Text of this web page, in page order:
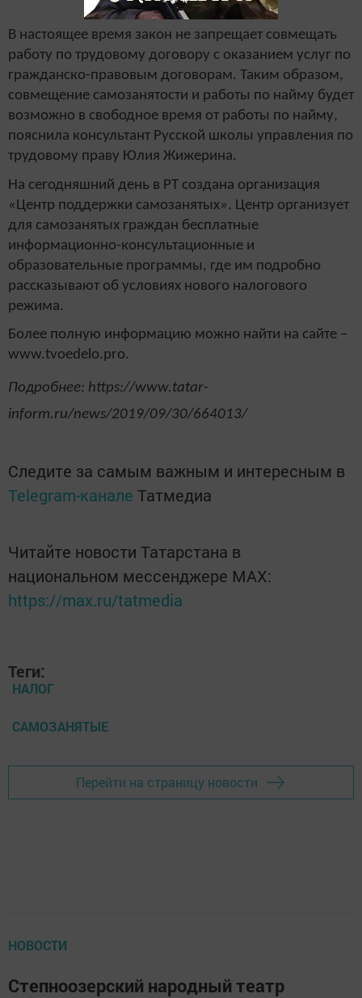
В настоящее время закон не запрещает совмещать
работу по трудовому договору с оказанием услуг по
гражданско-правовым договорам. Таким образом,
совмещение самозанятости и работы по найму будет
возможно в свободное время от работы по найму,
пояснила консультант Русской школы управления по
трудовому праву Юлия Жижерина.
На сегодняшний день в РТ создана организация
«Центр поддержки самозанятых». Центр организует
для самозанятых граждан бесплатные
информационно-консультационные и
образовательные программы, где им подробно
рассказывают об условиях нового налогового
режима.
Более полную информацию можно найти на сайте –
www.tvoedelo.pro.
Подробнее: https://www.tatar-
inform.ru/news/2019/09/30/664013/
Следите за самым важным и интересным в
Telegram-канале Татмедиа
Читайте новости Татарстана в
национальном мессенджере MАХ:
https://max.ru/tatmedia
Теги:
НАЛОГ
САМОЗАНЯТЫЕ
Перейти на страницу новости
НОВОСТИ
Степноозерский народный театр